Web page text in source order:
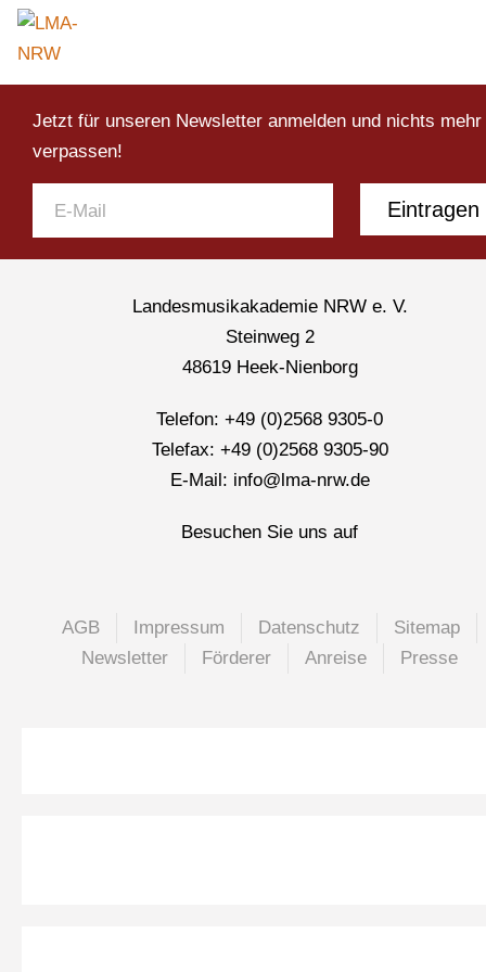
Jetzt für unseren Newsletter anmelden und nichts mehr
verpassen!
Eintragen
Landesmusikakademie NRW e. V.
Steinweg 2
48619 Heek-Nienborg
Telefon: +49 (0)2568 9305-0
Telefax: +49 (0)2568 9305-90
E-Mail: info@lma-nrw.de
Besuchen Sie uns auf
AGB Impressum Datenschutz
Sitemap
Newsletter
Förderer Anreise Presse